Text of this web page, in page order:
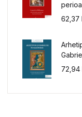
62,37
72,94